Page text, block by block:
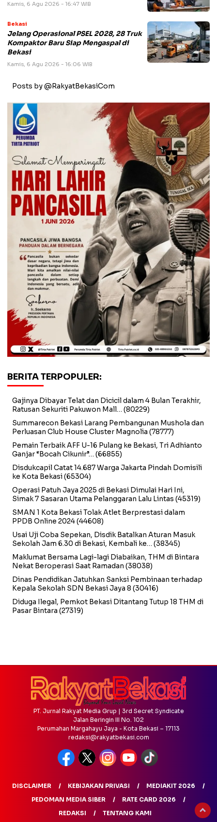
Kamis, 6 Agu 2026 - 16:47 WIB
Bekasi
Jelang Operasional PSEL 2028, 28 Truk
Kompaktor Baru Siap Mengaspal di
Bekasi
Kamis, 6 Agu 2026 - 16:06 WIB
Posts by @RakyatBekasiCom
BERITA TERPOPULER:
Gajinya Dibayar Telat dan Dicicil dalam 4 Bulan Terakhir,
Ratusan Sekuriti Pakuwon Mall… (80229)
Summarecon Bekasi Larang Pembangunan Mushola dan
Perluasan Club House Cluster Magnolia (78777)
Pemain Terbaik AFF U-16 Pulang ke Bekasi, Tri Adhianto
Ganjar “Bocah Cikunir”… (66855)
Disdukcapil Catat 14.687 Warga Jakarta Pindah Domisili
ke Kota Bekasi(65304)
Operasi Patuh Jaya 2025 di Bekasi Dimulai Hari Ini,
Simak 7 Sasaran Utama Pelanggaran Lalu Lintas (45319)
SMAN 1 Kota Bekasi Tolak Atlet Berprestasi dalam
PPDB Online 2024(44608)
Usai Uji Coba Sepekan, Disdik Batalkan Aturan Masuk
Sekolah Jam 6.30 di Bekasi, Kembali ke… (38345)
Maklumat Bersama Lagi-lagi Diabaikan, THM di Bintara
Nekat Beroperasi Saat Ramadan (38038)
Dinas Pendidikan Jatuhkan Sanksi Pembinaan terhadap
Kepala Sekolah SDN Bekasi Jaya 8 (30416)
Diduga Ilegal, Pemkot Bekasi Ditantang Tutup 18 THM di
Pasar Bintara (27319)
PT. Jurnal Rakyat Media Grup | 3rd Secret Syndicate
Jalan Beringin III No. 102
Perumahan Margahayu Jaya - Kota Bekasi – 17113
redaksi@rakyatbekasi.com
DISCLAIMER KEBIJAKAN PRIVASI
MEDIAKIT 2026
PEDOMAN MEDIA SIBER
RATE CARD 2026
REDAKSI
TENTANG KAMI